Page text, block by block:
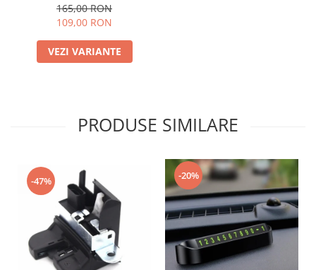
165,00 RON
109,00 RON
VEZI VARIANTE
PRODUSE SIMILARE
-47% -20%